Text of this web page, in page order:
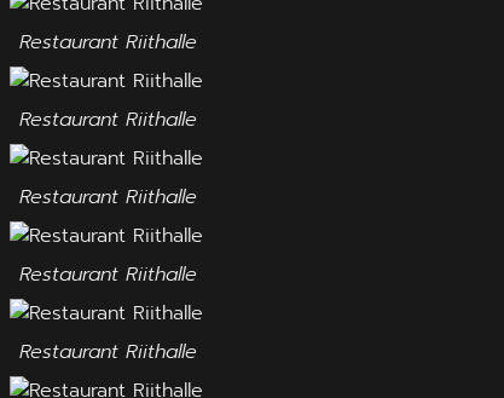
Restaurant Riithalle
Restaurant Riithalle
Restaurant Riithalle
Restaurant Riithalle
Restaurant Riithalle